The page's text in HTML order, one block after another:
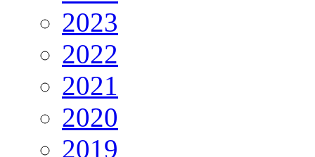
2023
2022
2021
2020
2019